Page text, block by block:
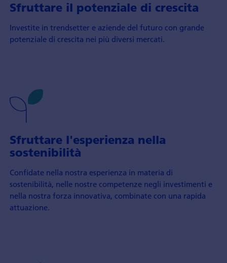
Sfruttare il potenziale di crescita
Investite in trendsetter e aziende del futuro con grande
potenziale di crescita nei più diversi mercati.
Sfruttare l'esperienza nella
sostenibilità
Confidate nella nostra esperienza in materia di
sostenibilità, nelle nostre competenze negli investimenti e
nella nostra forza innovativa, combinate con una rapida
attuazione.